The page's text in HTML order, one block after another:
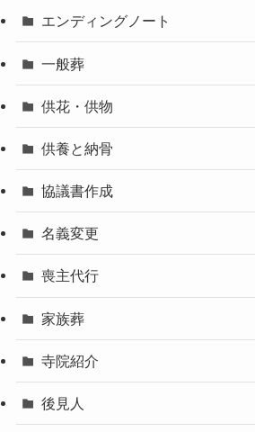
エンディングノート
一般葬
供花・供物
供養と納骨
協議書作成
名義変更
喪主代行
家族葬
寺院紹介
後見人